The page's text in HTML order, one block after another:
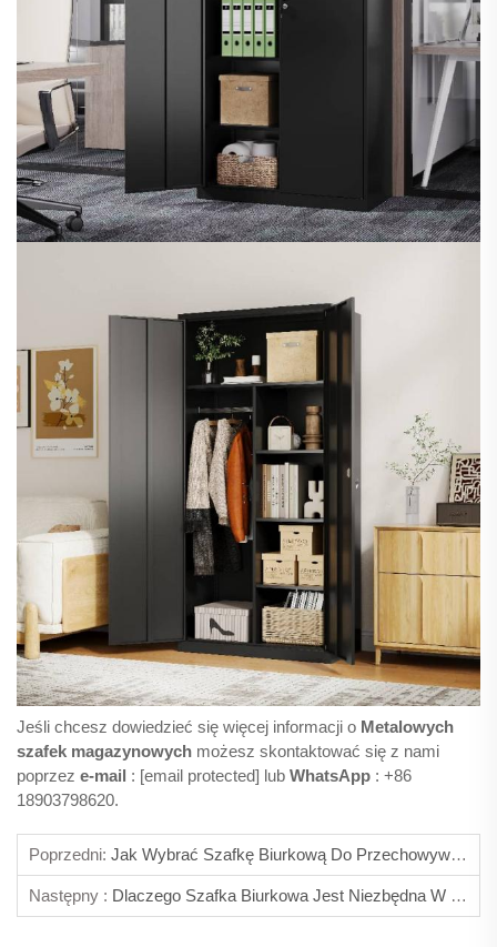
Jeśli chcesz dowiedzieć się więcej informacji o Metalowych
szafek magazynowych możesz skontaktować się z nami
poprzez e-mail : [email protected] lub WhatsApp : +86
18903798620.
Poprzedni: Jak Wybrać Szafkę Biurkową Do Przechowywania Dokumentów?
Następny : Dlaczego Szafka Biurkowa Jest Niezbędna W Biurach?